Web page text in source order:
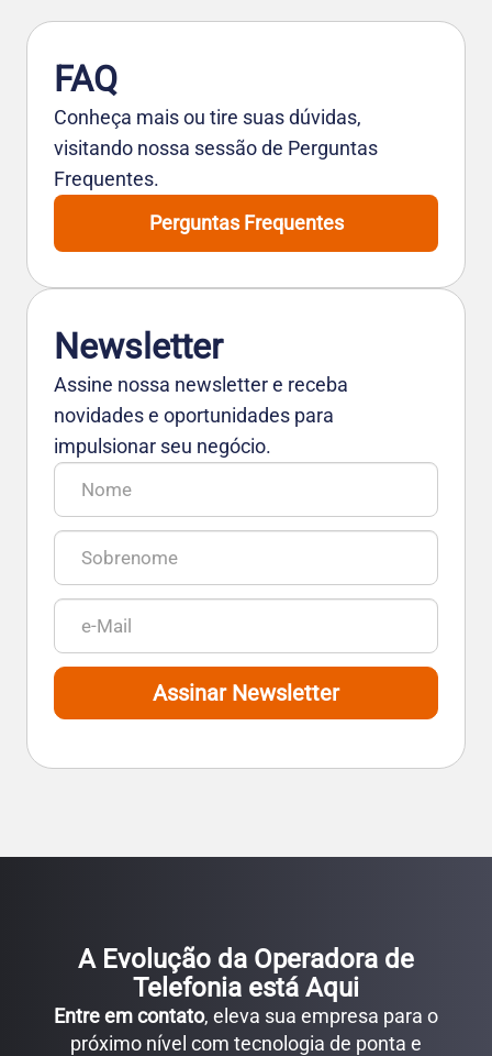
FAQ
Conheça mais ou tire suas dúvidas,
visitando nossa sessão de Perguntas
Frequentes.
Perguntas Frequentes
Newsletter
Assine nossa newsletter e receba
novidades e oportunidades para
impulsionar seu negócio.
Assinar Newsletter
A Evolução da Operadora de
Telefonia está Aqui
Entre em contato, eleva sua empresa para o
próximo nível com tecnologia de ponta e